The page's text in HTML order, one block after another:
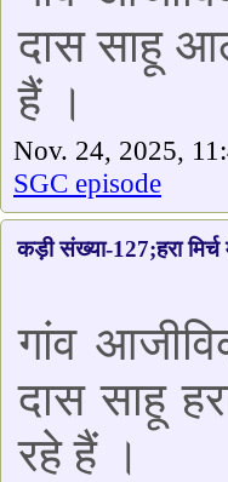
दास साहू
हैं ।
Nov. 24, 2025,
SGC episode
कड़ी संख्या-127;हरा मिर्च
गांव
दास साहू
रहे हैं ।